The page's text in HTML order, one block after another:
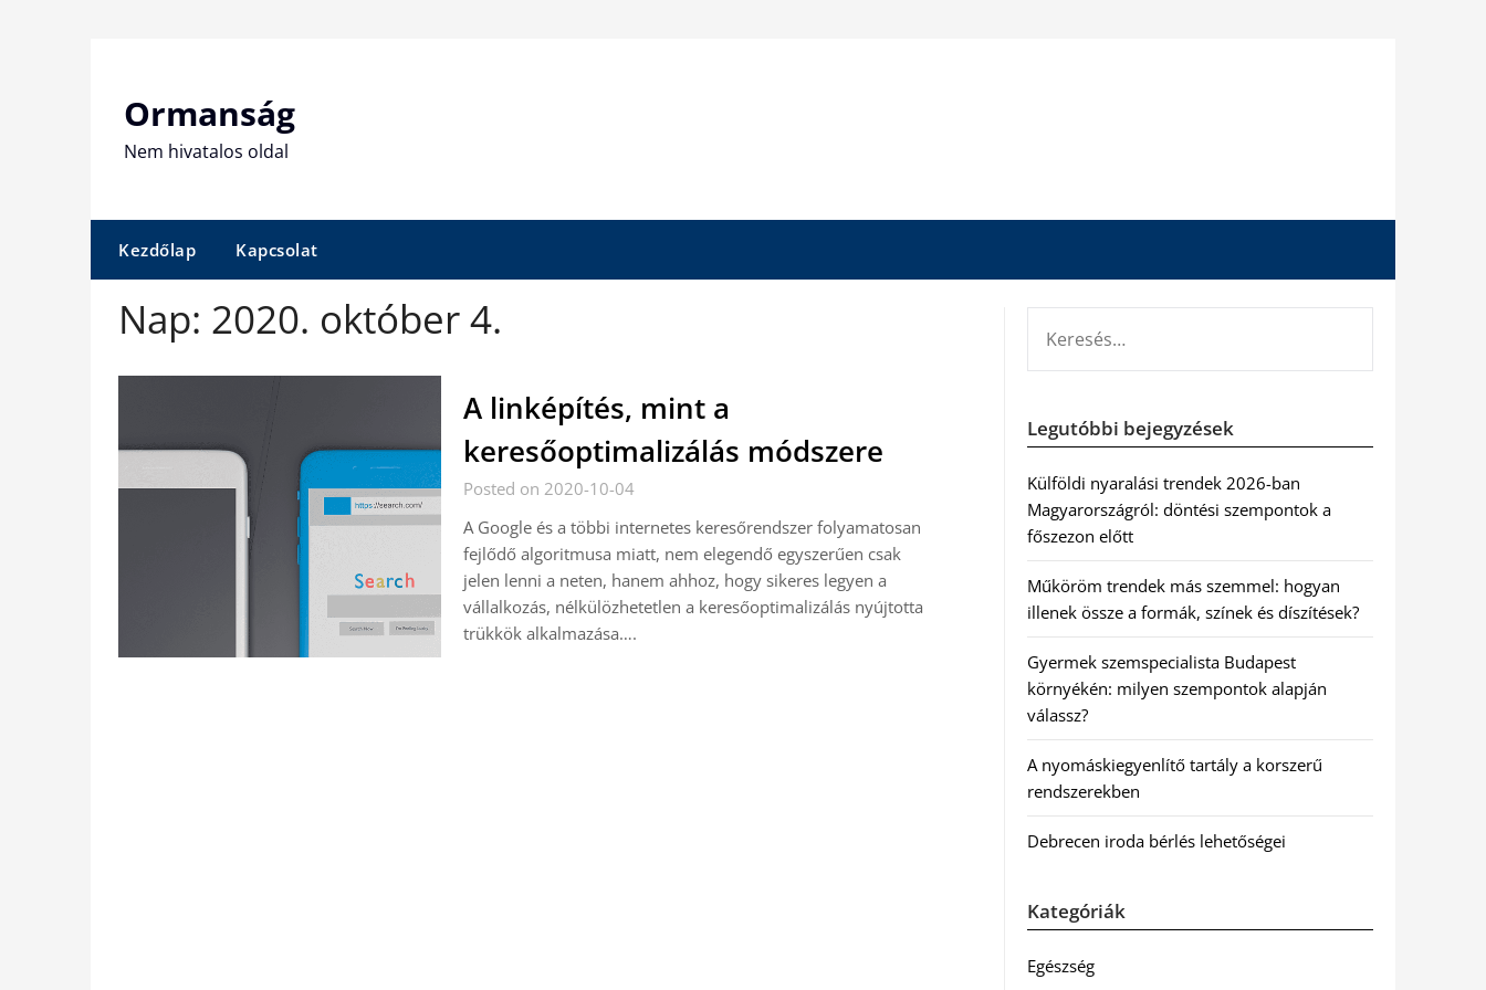
Ormanság
Nem hivatalos oldal
Kezdőlap Kapcsolat
Nap: 2020. október 4.
A linképítés, mint a
keresőoptimalizálás módszere
Posted on 2020-10-04
A Google és a többi internetes keresőrendszer folyamatosan
fejlődő algoritmusa miatt, nem elegendő egyszerűen csak
jelen lenni a neten, hanem ahhoz, hogy sikeres legyen a
vállalkozás, nélkülözhetetlen a keresőoptimalizálás nyújtotta
trükkök alkalmazása….
Legutóbbi bejegyzések
Külföldi nyaralási trendek 2026-ban
Magyarországról: döntési szempontok a
főszezon előtt
Műköröm trendek más szemmel: hogyan
illenek össze a formák, színek és díszítések?
Gyermek szemspecialista Budapest
környékén: milyen szempontok alapján
válassz?
A nyomáskiegyenlítő tartály a korszerű
rendszerekben
Debrecen iroda bérlés lehetőségei
Kategóriák
Egészség